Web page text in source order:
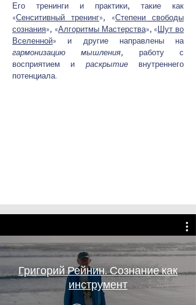
Его тренинги и практики, такие как
«Сенситивный тренинг», «Степени свободы
сознания», «Алгоритмы Мастерства», «Шут во
Вселенной» и другие направлены на
гармонизацию мышления, работу с
восприятием и раскрытие внутреннего
потенциала.
Григорий Рейнин. Сознание как
инструмент